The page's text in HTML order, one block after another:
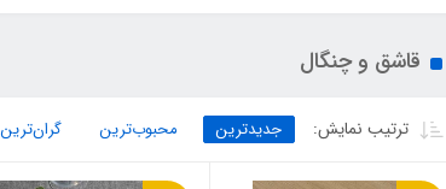
قاشق و چنگال
ترتیب نمایش: جدیدترین محبوب‌ترین گران‌ترین